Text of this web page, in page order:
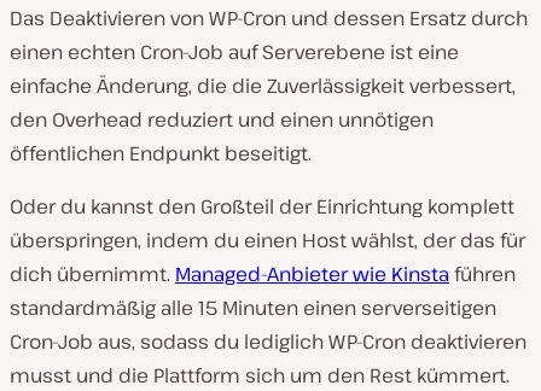
Das Deaktivieren von WP-Cron und dessen Ersatz durch
einen echten Cron-Job auf Serverebene ist eine
einfache Änderung, die die Zuverlässigkeit verbessert,
den Overhead reduziert und einen unnötigen
öffentlichen Endpunkt beseitigt.
Oder du kannst den Großteil der Einrichtung komplett
überspringen, indem du einen Host wählst, der das für
dich übernimmt. Managed-Anbieter wie Kinstaführen
standardmäßig alle 15 Minuten einen serverseitigen
Cron-Job aus, sodass du lediglich WP-Cron deaktivieren
musst und die Plattform sich um den Rest kümmert.